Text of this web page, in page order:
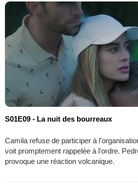
S01E09 - La nuit des bourreaux
Camila refuse de participer à
voit promptement rappelée à l'ordre.
provoque une réaction volcanique.